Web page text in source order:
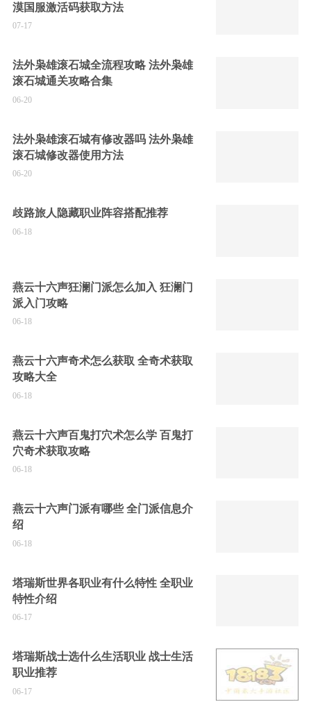
漠国服激活码获取方法
07-17
法外枭雄滚石城全流程攻略 法外枭雄
滚石城通关攻略合集
06-20
法外枭雄滚石城有修改器吗 法外枭雄
滚石城修改器使用方法
06-20
歧路旅人隐藏职业阵容搭配推荐
06-18
燕云十六声狂澜门派怎么加入 狂澜门
派入门攻略
06-18
燕云十六声奇术怎么获取 全奇术获取
攻略大全
06-18
燕云十六声百鬼打穴术怎么学 百鬼打
穴奇术获取攻略
06-18
燕云十六声门派有哪些 全门派信息介
绍
06-18
塔瑞斯世界各职业有什么特性 全职业
特性介绍
06-17
塔瑞斯战士选什么生活职业 战士生活
职业推荐
06-17